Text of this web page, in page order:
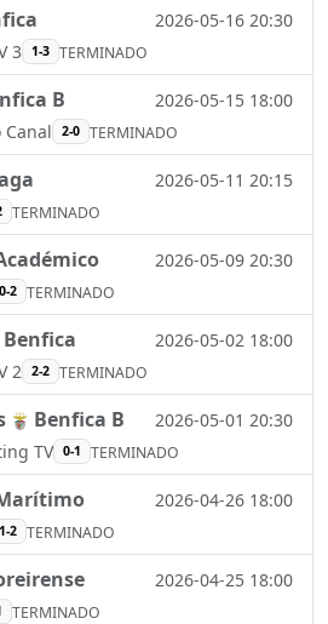
2026-05-16 20:30
3
1-3 TERMINADO
B
2026-05-15 18:00
2-0 TERMINADO
2026-05-11 20:15
TERMINADO
2026-05-09 20:30
0-2 TERMINADO
Benfica
2026-05-02 18:00
2 2-2 TERMINADO
Benfica B
2026-05-01 20:30
TV 0-1 TERMINADO
2026-04-26 18:00
1-2 TERMINADO
2026-04-25 18:00
TERMINADO